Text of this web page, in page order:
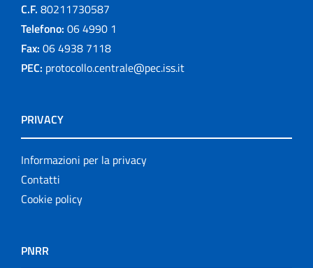
C.F. 80211730587
Telefono: 06 4990 1
Fax: 06 4938 7118
PEC: protocollo.centrale@pec.iss.it
PRIVACY
Informazioni per la privacy
Contatti
Cookie policy
PNRR